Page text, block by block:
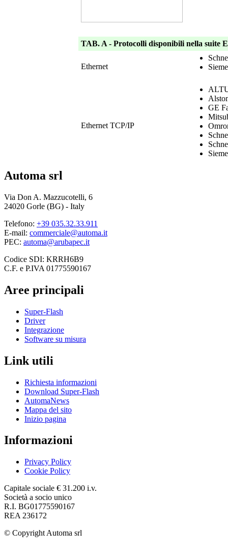
TAB. A - Protocolli disponibili nella suite
Ethernet
Ethernet TCP/IP
GE
Automa srl
Via Don A. Mazzucotelli, 6
24020 Gorle (BG) - Italy
Telefono: +39 035.32.33.911
E-mail: commerciale@automa.it
PEC: automa@arubapec.it
Codice SDI: KRRH6B9
C.F. e P.IVA 01775590167
Aree principali
Super-Flash
Driver
Integrazione
Software su misura
Link utili
Richiesta informazioni
Download Super-Flash
AutomaNews
Mappa del sito
Inizio pagina
Informazioni
Privacy Policy
Cookie Policy
Capitale sociale € 31.200 i.v.
Società a socio unico
R.I. BG01775590167
REA 236172
© Copyright Automa srl